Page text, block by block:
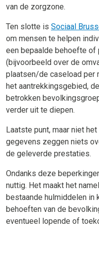
van de zorgzone.
Ten slotte is Sociaal
om mensen te helpen
een bepaalde behoefte of
(bijvoorbeeld over de
plaatsen/de caseload per
het aantrekkingsgebied,
betrokken
verder uit te diepen.
Laatste punt, maar niet
gegevens zeggen niets
de geleverde prestaties.
Ondanks deze
nuttig. Het maakt het
bestaande hulmiddelen in
behoeften van de
eventueel lopende of